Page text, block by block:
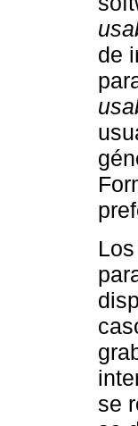
de
Los
se